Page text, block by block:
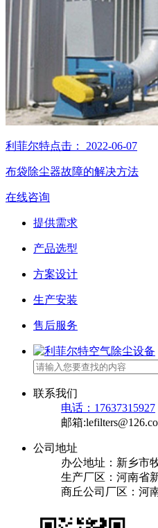
利菲尔特点击： 2022-06-07
布袋除尘器故障的解决方法
在线咨询
提供需求
产品选型
方案设计
生产安装
售后服务
联系我们
电话：17637315927
邮箱
公司地址
办公地址：新乡市
生产厂区：河南省
商丘公司厂区：河